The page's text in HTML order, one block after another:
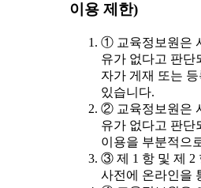
이용 제한)
① 교육정보원은
유가 없다고 판단
자가 게재 또는
있습니다.
② 교육정보원은
유가 없다고 판단
이용을 부분적으
③ 제 1 항 및 제 2
사전에 온라인을